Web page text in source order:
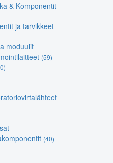
& Komponentit
ja tarvikkeet
moduulit
(59)
(40)